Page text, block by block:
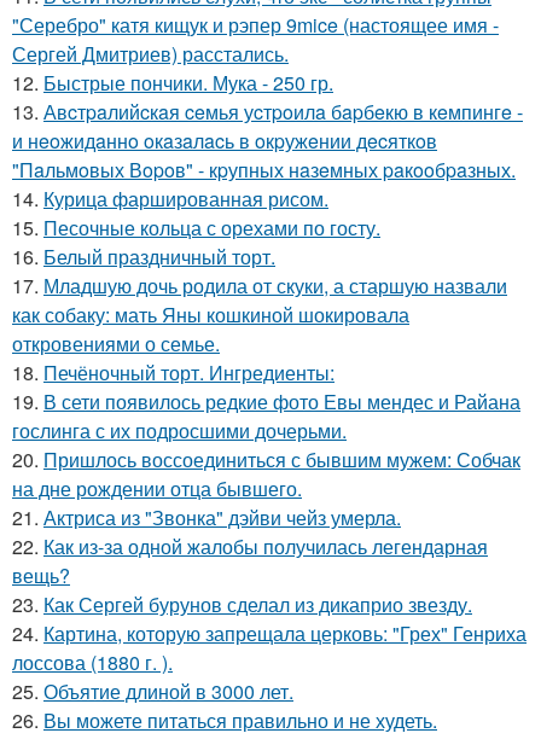
"Серебро" катя кищук и рэпер 9mice (настоящее имя -
Сергей Дмитриев) расстались.
12. Быстрые пончики. Мука - 250 гр.
13. Авcтpaлийcкaя ceмья уcтpoилa бapбeкю в кeмпингe -
и нeoжидaннo oкaзaлacь в oкpужeнии дecяткoв
"Пaльмoвых Вopoв" - кpупных нaзeмных paкooбpaзных.
14. Курица фаршированная рисом.
15. Песочные кольца с орехами по госту.
16. Белый праздничный торт.
17. Младшую дочь родила от скуки, а старшую назвали
как собаку: мать Яны кошкиной шокировала
откровениями о семье.
18. Печёночный торт. Ингредиенты:
19. В сети появилось редкие фото Евы мендес и Райана
гослинга с их подросшими дочерьми.
20. Пришлось воссоединиться с бывшим мужем: Собчак
на дне рождении отца бывшего.
21. Актриса из "Звонка" дэйви чейз умерла.
22. Как из-за одной жалобы получилась легендарная
вещь?
23. Как Сергей бурунов сделал из дикаприо звезду.
24. Картина, которую запрещала церковь: "Грех" Генриха
лоссова (1880 г. ).
25. Объятие длиной в 3000 лет.
26. Вы можете питаться правильно и не худеть.